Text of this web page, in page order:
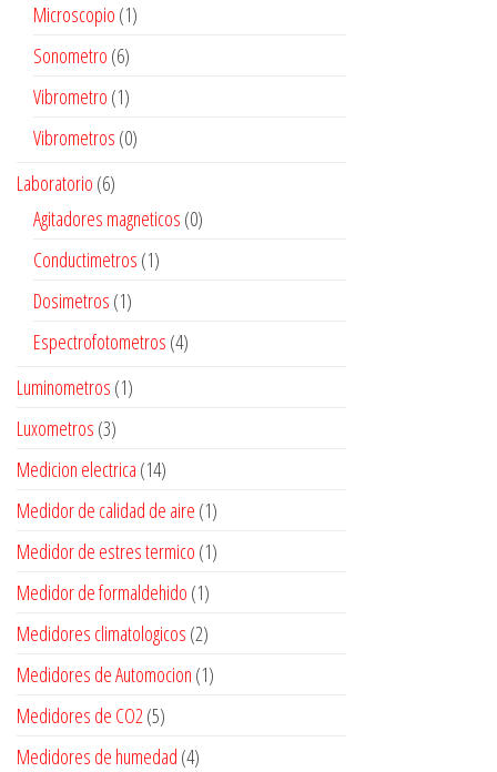
Microscopio (1)
Sonometro (6)
Vibrometro (1)
Vibrometros (0)
Laboratorio (6)
Agitadores magneticos (0)
Conductimetros (1)
Dosimetros (1)
Espectrofotometros (4)
Luminometros (1)
Luxometros (3)
Medicion electrica (14)
Medidor de calidad de aire (1)
Medidor de estres termico (1)
Medidor de formaldehido (1)
Medidores climatologicos (2)
Medidores de Automocion (1)
Medidores de CO2(5)
Medidores de humedad (4)